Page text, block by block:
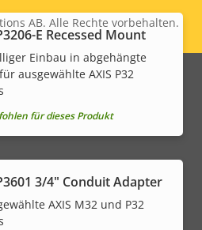
E Recessed Mount
Einbau in abgehängte
ausgewählte AXIS P32
für dieses Produkt
3/4" Conduit Adapter
AXIS M32 und P32
AB. Alle Rechte vorbehalten.